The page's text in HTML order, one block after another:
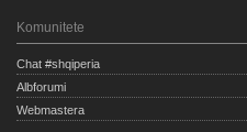
Komunitete
Chat #shqiperia
Albforumi
Webmastera